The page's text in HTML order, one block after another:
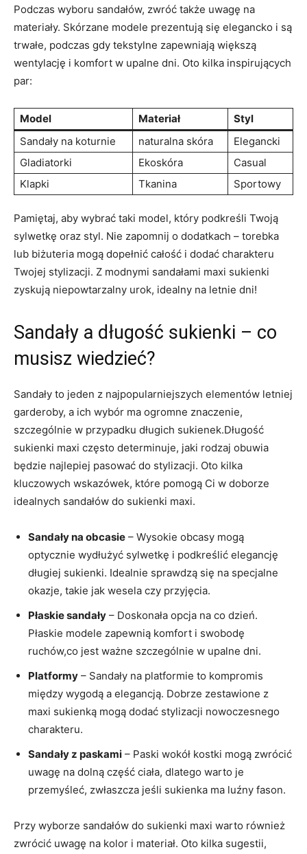
Podczas wyboru sandałów, zwróć także uwagę na
materiały. Skórzane modele prezentują się elegancko i są
trwałe, podczas gdy tekstylne zapewniają większą
wentylację i komfort w upalne dni. Oto kilka inspirujących
par:
Model Materiał
Styl
Sandały na koturnie
naturalna skóra
Elegancki
Gladiatorki
Ekoskóra
Casual
Klapki
Tkanina Sportowy
Pamiętaj, aby wybrać taki model, który podkreśli Twoją
sylwetkę oraz styl. Nie zapomnij o dodatkach – torebka
lub biżuteria mogą dopełnić całość i dodać charakteru
Twojej stylizacji. Z modnymi sandałami maxi sukienki
zyskują niepowtarzalny urok, idealny na letnie dni!
Sandały a długość sukienki – co
musisz wiedzieć?
Sandały to jeden z najpopularniejszych elementów letniej
garderoby, a ich wybór ma ogromne znaczenie,
szczególnie w przypadku długich sukienek.Długość
sukienki maxi często determinuje, jaki rodzaj obuwia
będzie najlepiej pasować do stylizacji. Oto kilka
kluczowych wskazówek, które pomogą Ci w doborze
idealnych sandałów do sukienki maxi.
Sandały na obcasie – Wysokie obcasy mogą
optycznie wydłużyć sylwetkę i podkreślić elegancję
długiej sukienki. Idealnie sprawdzą się na specjalne
okazje, takie jak wesela czy przyjęcia.
Płaskie sandały – Doskonała opcja na co dzień.
Płaskie modele zapewnią komfort i swobodę
ruchów,co jest ważne szczególnie w upalne dni.
Platformy – Sandały na platformie to kompromis
między wygodą a elegancją. Dobrze zestawione z
maxi sukienką mogą dodać stylizacji nowoczesnego
charakteru.
Sandały z paskami – Paski wokół kostki mogą zwrócić
uwagę na dolną część ciała, dlatego warto je
przemyśleć, zwłaszcza jeśli sukienka ma luźny fason.
Przy wyborze sandałów do sukienki maxi warto również
zwrócić uwagę na kolor i materiał. Oto kilka sugestii,